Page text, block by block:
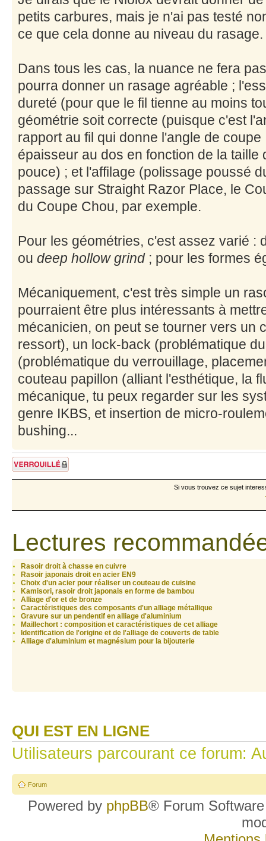
petits carbures, mais je n'ai pas testé
ce que cela donne au niveau du rasage.
Dans tous les cas, la nuance ne fera
pourra donner un rasage agréable ;
dureté (pour que le fil tienne au moins
géométrie soit correcte (puisque c'est
rapport au fil qui donne l'angle de
épaisseur au dos en fonction de la taille
pouce) ; et l'affilage (polissage poussé
passage sur Straight Razor Place, le
du Coupe Chou, par exemple.
Pour les géométries, c'est assez varié :
ou deep hollow grind; pour les formes
Mécaniquement, c'est très simple un
pourraient être plus intéressants à
mécanicien, on peut se tourner vers un
ressort), un lock-back (problématique
(problématique du verrouillage,
couteau papillon (alliant l'esthétique, la
mécanique, tu peux regarder sur les
genre IKBS, et insertion de micro-
bushing...
Sujet verrouillé
Si vous trouvez ce sujet
Lectures
Rasoir droit à chasse en cuivre
Rasoir japonais droit en acier EN9
Choix d'un acier pour réaliser un couteau de cuisine
Kamisori, rasoir droit japonais en forme de bambou
Alliage d'or et de bronze
Caractéristiques des composants d'un alliage métallique
Gravure sur un pendentif en alliage d'aluminium
Maillechort : composition et caractéristiques de cet alliage
Identification de l'origine et de l'alliage de couverts de table
Alliage d'aluminium et magnésium pour la bijouterie
QUI EST EN LIGNE
Utilisateurs parcourant ce forum:
Forum
Powered by phpBB® Forum